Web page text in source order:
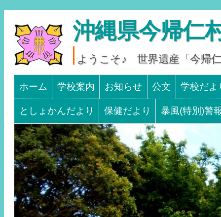
沖縄県今帰仁
ようこそ♪ 世界遺産「今帰
Main menu
SKIP TO CONTENT
ホーム 学校案内 お知らせ 公文 学校だよ
としょかんだより 保健だより 暴風(特別)警